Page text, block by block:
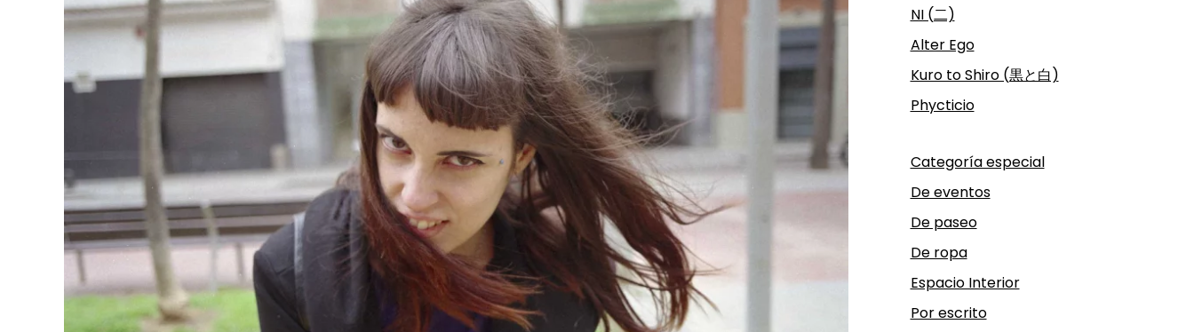
NI (二)
Alter Ego
Kuro to Shiro (黒と白)
Phycticio
Categoría especial
De eventos
De paseo
De ropa
Espacio Interior
Por escrito